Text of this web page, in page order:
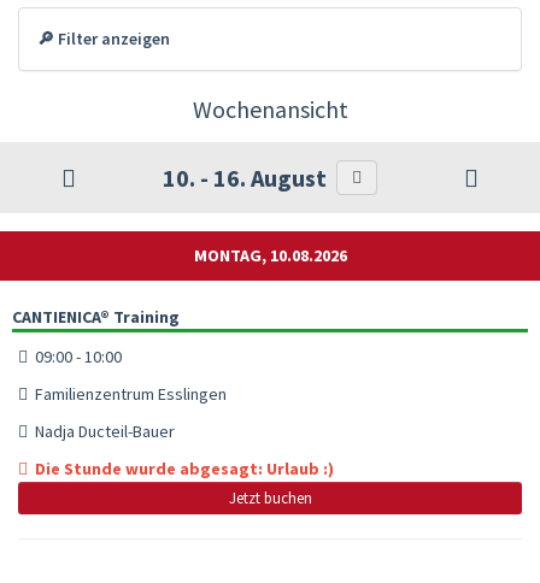
🔎 Filter anzeigen
Wochenansicht
10. - 16. August
MONTAG, 10.08.2026
CANTIENICA® Training
09:00 - 10:00
Familienzentrum Esslingen
Nadja Ducteil-Bauer
Die Stunde wurde abgesagt: Urlaub :)
Jetzt buchen